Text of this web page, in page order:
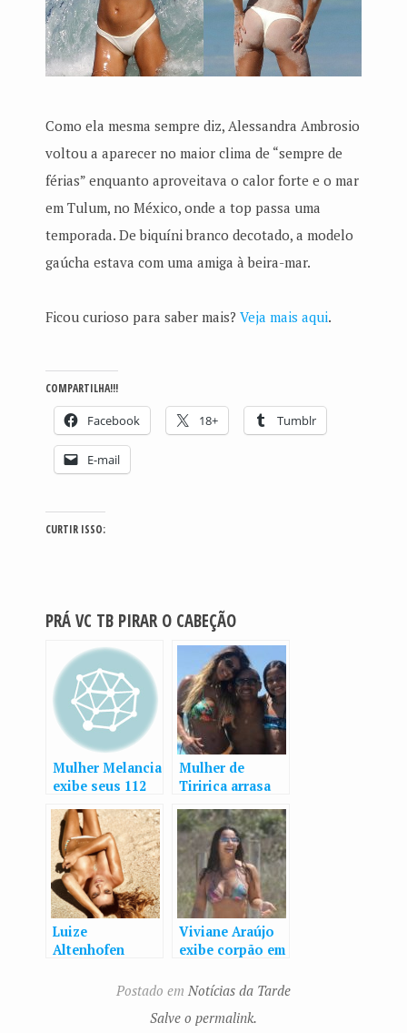
Como ela mesma sempre diz, Alessandra Ambrosio
voltou a aparecer no maior clima de “sempre de
férias” enquanto aproveitava o calor forte e o mar
em Tulum, no México, onde a top passa uma
temporada. De biquíni branco decotado, a modelo
gaúcha estava com uma amiga à beira-mar.
Ficou curioso para saber mais? Veja mais aqui.
COMPARTILHA!!!
Facebook 18+ Tumblr
E-mail
CURTIR ISSO:
PRÁ VC TB PIRAR O CABEÇÃO
Mulher Melancia
exibe seus 112
durante dia de
praia no Rio
Mulher de
Tiririca arrasa
dia de praia com
o deputado no
Ceará
Luize
Altenhofen
poderosa em
Viviane Araújo
exibe corpão em
Rio
Postado em Notícias da Tarde
Salve o permalink.